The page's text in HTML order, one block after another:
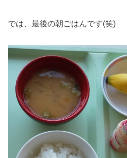
では、最後の朝ごはんです(笑)